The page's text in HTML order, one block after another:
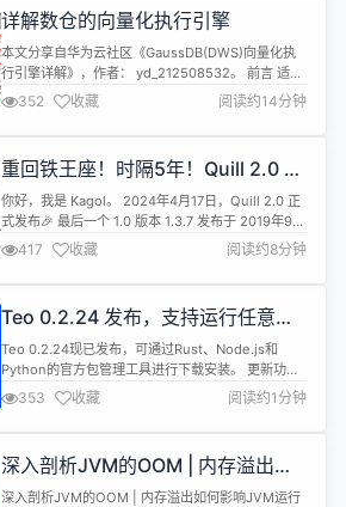
详解数仓的向量化执行引擎
本文分享自华为云社区《GaussDB(DWS)向量化执
行引擎详解》，作者： yd_212508532。 前言 适用
版本：【基线功能】 传统的行执行引擎大多采用一次
一元组的执行模式，这样在执行过程中CPU大部分时
间并没有用来处理数据，更多的是在遍历执行树，就
巨量的函数调用次数，需要巨大的开销。为了解决这
一问题，...
352 收藏 阅读约14分钟
重回铁王座！时隔5年！Quill 2.0 终
于发布啦🎉
你好，我是 Kagol。 2024年4月17日，Quill 2.0 正
式发布🎉 最后一个 1.0 版本 1.3.7 发布于 2019年9月
9日，时隔4年零7个月。 富文本编辑器拥有非常丰富
的使用场景，我在做 OpenTiny 开源运营过程中，也
经常有用户问：OpenTiny 有富文本吗？ 于是在
时，考虑了 ...
417 收藏 阅读约8分钟
Teo 0.2.24 发布，支持运行任意
SQL 语句
Teo 0.2.24现已发布，可通过Rust、Node.js和
Python的官方包管理工具进行下载安装。 更新功
能： 支持运行任意SQL语句 更新identity handler参
数声明 修复copy handler找不到的问题 增加nullish
coalescing的运行时schema报错 新增
admin.Language定义：管理平台所支持的人类语言
...
353 收藏 阅读约1分钟
深入剖析JVM的OOM | 内存溢出如
何影响JVM运行及应对策略
深入剖析JVM的OOM | 内存溢出如何影响JVM运行